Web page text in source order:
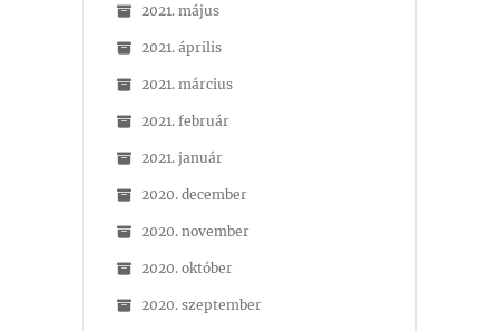
2021. május
2021. április
2021. március
2021. február
2021. január
2020. december
2020. november
2020. október
2020. szeptember